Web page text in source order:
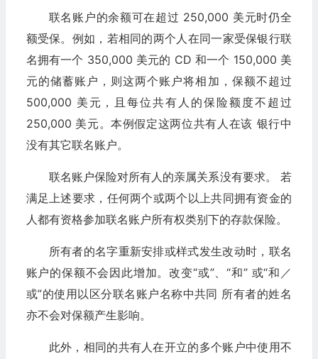
联名账户的余额可在超过 250,000 美元时仍全
额受保。例如，若相同的两个人在同一家受保银行联
名拥有一个 350,000 美元的 CD 和一个 150,000 美
元的储蓄账户，则这两个账户将相加，保额不超过
500,000 美元，且每位共有人的保险额度不超过
250,000 美元。本例假定这两位共有人在该 银行中
没有其它联名账户。
联名账户保险对所有人的亲属关系没有要求。 若
满足上述要求，任何两个或两个以上共同拥有资金的
人都有资格参加联名账户所有权类别下的存款保险。
所有者的名字重新安排或样式发生改动时，联名
账户的保额不会因此增加。改变“或”、“和” 或“和／
或”的使用以区分联名账户名称中共同 所有者的姓名
亦不会对保额产生影响。
此外，相同的共有人在开立的多个账户中使用不